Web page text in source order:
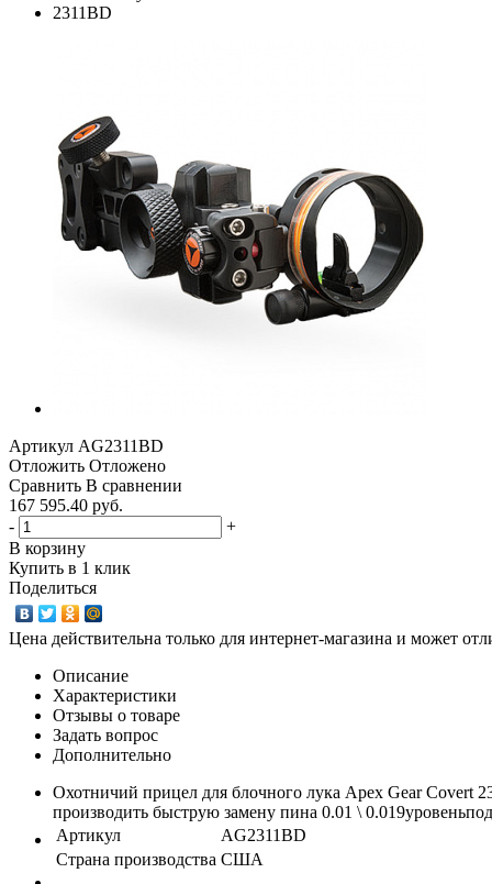
Артикул AG2311BD
Отложить Отложено
Сравнить В сравнении
167 595.40 руб.
-
+
В корзину
Купить в 1 клик
Поделиться
Цена действительна только для интернет-магазина и может
Описание
Характеристики
Отзывы о товаре
Задать вопрос
Дополнительно
Охотничий прицел для блочного лука Apex Gear Covert
производить быструю замену пина 0.01 \
Артикул
AG2311BD
Страна производства США